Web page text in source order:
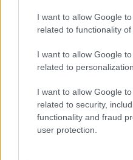
I want to allow Google
related to functionality
I want to allow Google
related to personalization.
I want to allow Google
related to security,
functionality and fraud
user protection.